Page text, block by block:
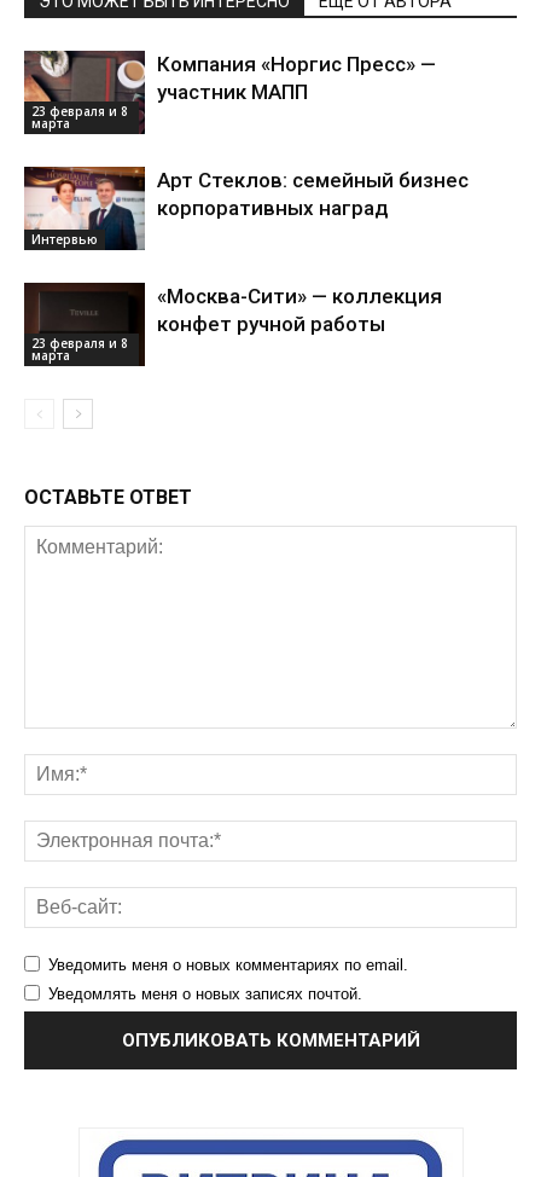
23 февраля и 8
марта
Компания «Норгис Пресс» —
участник МАПП
Интервью
Арт Стеклов: семейный бизнес
корпоративных наград
23 февраля и 8
марта
«Москва-Сити» — коллекция
конфет ручной работы
ОСТАВЬТЕ ОТВЕТ
Уведомить меня о новых комментариях по email.
Уведомлять меня о новых записях почтой.